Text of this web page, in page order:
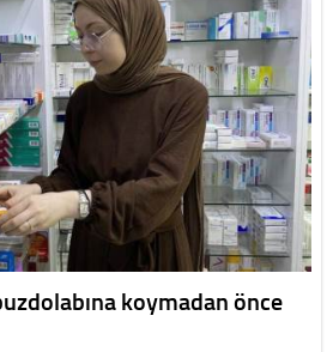
koymadan önce